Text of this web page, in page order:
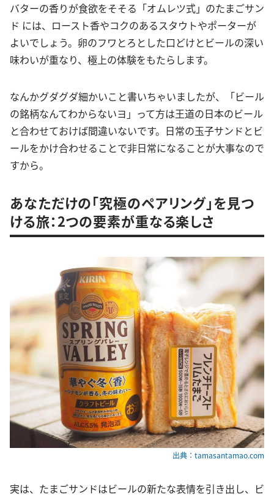
バターの香りが食欲をそそる「オムレツ式」のたまごサン
ド には、ロースト香やコクのあるスタウトやポーターが
よいでしょう。卵のフワとろとした口どけとビールの深い
味わいが重なり、極上の体験をもたらします。
なんかグダグダ細かいこと書いちゃいましたが、「ビール
の銘柄なんてわからないヨ」って方は王道の日本のビール
と合わせておけば間違いないです。日常の玉子サンドとビ
ールをかけ合わせることで非日常になることが大事なので
すから。
あなただけの「究極のペアリング」を見つ
ける旅：2つの要素が重なる楽しさ
出典：tamasantamao.com
実は、たまごサンドはビールの新たな表情を引き出し、ビ